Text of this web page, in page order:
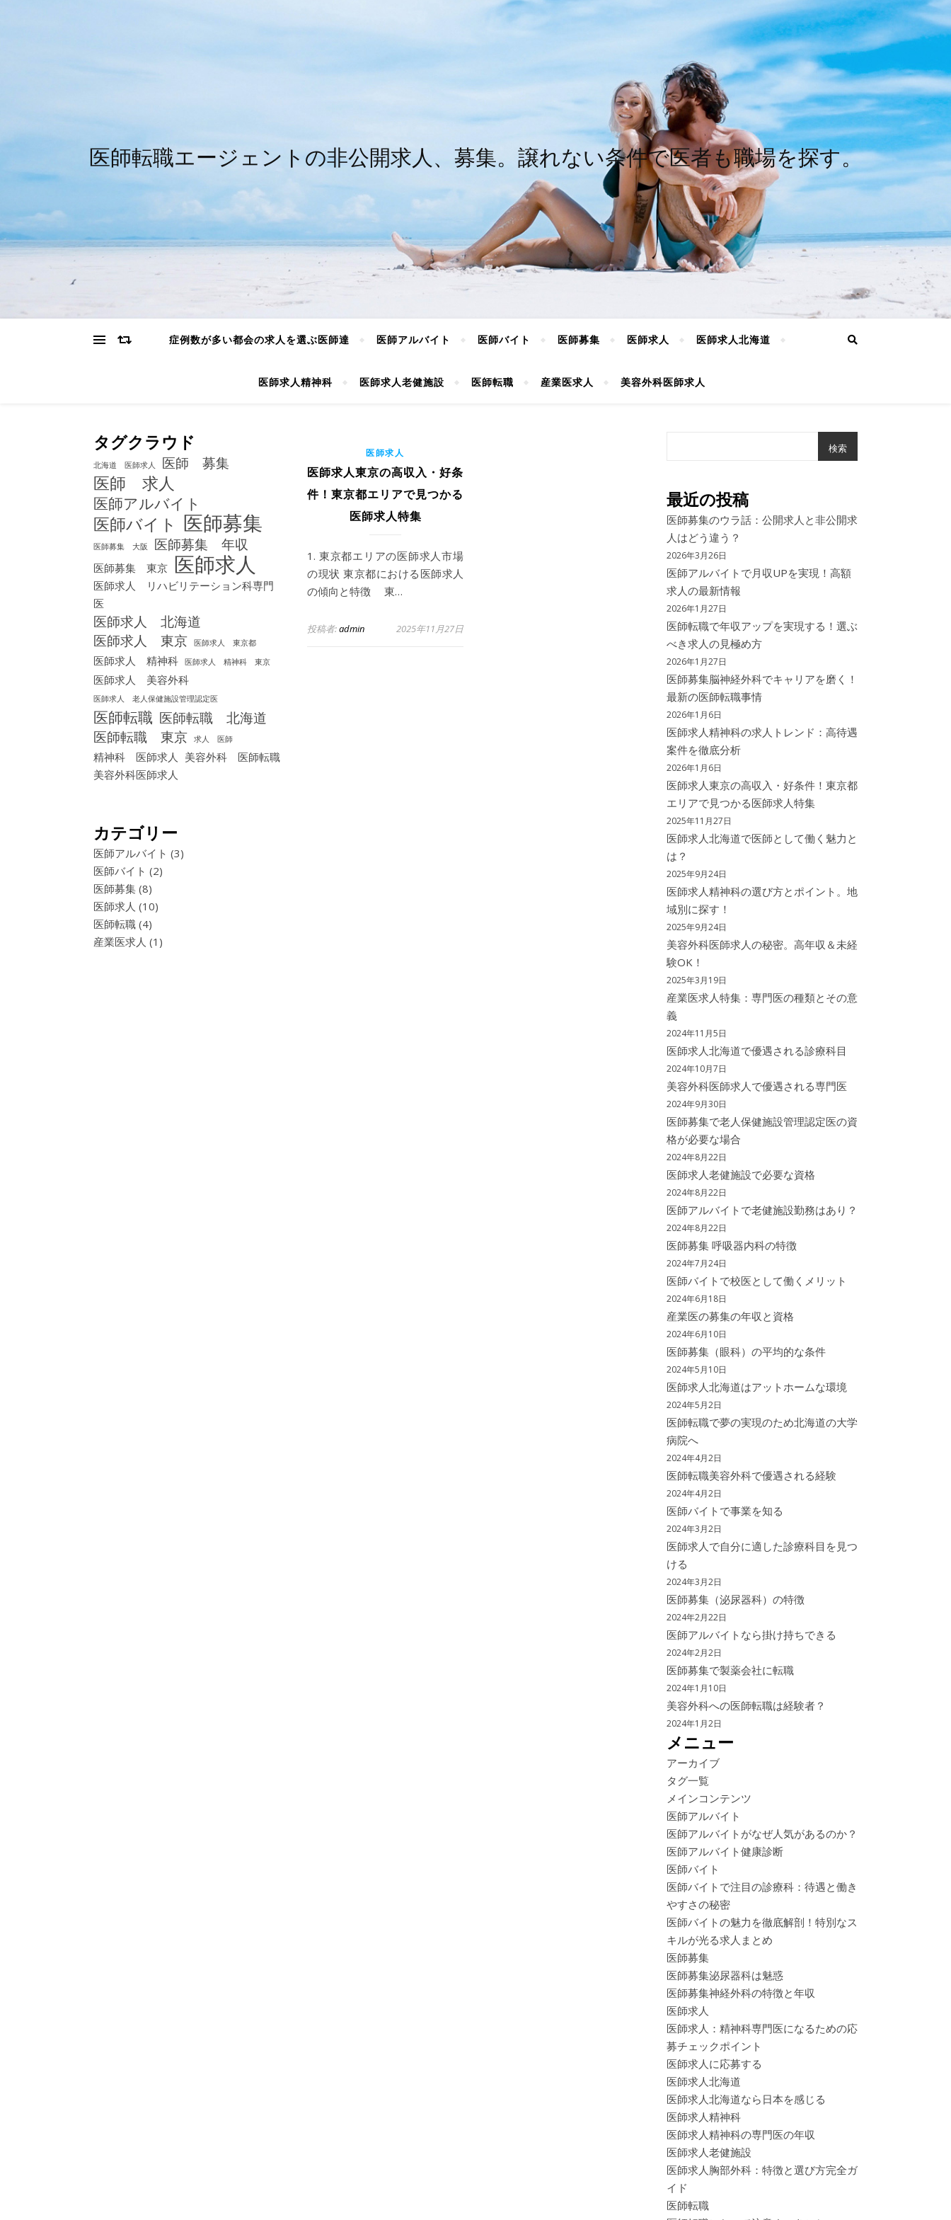
医師転職エージェントの非公開求人、募集。譲れない条件で医者も職場を探す。
症例数が多い都会の求人を選ぶ医師達 医師アルバイト 医師バイト 医師募集 医師求人 医師求人北海道
医師求人精神科 医師求人老健施設 医師転職 産業医求人 美容外科医師求人
タグクラウド
北海道 医師求人 医師 募集
医師 求人
医師アルバイト
医師バイト 医師募集
医師募集 大阪 医師募集 年収
医師募集 東京 医師求人
医師求人 リハビリテーション科専門
医
医師求人 北海道
医師求人 東京
医師求人 東京都
医師求人 精神科 医師求人 精神科 東京
医師求人 美容外科
医師求人 老人保健施設管理認定医
医師転職 医師転職 北海道
医師転職 東京
求人 医師
精神科 医師求人 美容外科 医師転職
美容外科医師求人
カテゴリー
医師アルバイト (3)
医師バイト (2)
医師募集 (8)
医師求人 (10)
医師転職 (4)
産業医求人 (1)
医師求人
医師求人東京の高収入・好条
件！東京都エリアで見つかる
医師求人特集
1. 東京都エリアの医師求人市場
の現状 東京都における医師求人
の傾向と特徴 東…
投稿者:admin 2025年11月27日
検索
最近の投稿
医師募集のウラ話：公開求人と非公開求
人はどう違う？
2026年3月26日
医師アルバイトで月収UPを実現！高額
求人の最新情報
2026年1月27日
医師転職で年収アップを実現する！選ぶ
べき求人の見極め方
2026年1月27日
医師募集脳神経外科でキャリアを磨く！
最新の医師転職事情
2026年1月6日
医師求人精神科の求人トレンド：高待遇
案件を徹底分析
2026年1月6日
医師求人東京の高収入・好条件！東京都
エリアで見つかる医師求人特集
2025年11月27日
医師求人北海道で医師として働く魅力と
は？
2025年9月24日
医師求人精神科の選び方とポイント。地
域別に探す！
2025年9月24日
美容外科医師求人の秘密。高年収＆未経
験OK！
2025年3月19日
産業医求人特集：専門医の種類とその意
義
2024年11月5日
医師求人北海道で優遇される診療科目
2024年10月7日
美容外科医師求人で優遇される専門医
2024年9月30日
医師募集で老人保健施設管理認定医の資
格が必要な場合
2024年8月22日
医師求人老健施設で必要な資格
2024年8月22日
医師アルバイトで老健施設勤務はあり？
2024年8月22日
医師募集 呼吸器内科の特徴
2024年7月24日
医師バイトで校医として働くメリット
2024年6月18日
産業医の募集の年収と資格
2024年6月10日
医師募集（眼科）の平均的な条件
2024年5月10日
医師求人北海道はアットホームな環境
2024年5月2日
医師転職で夢の実現のため北海道の大学
病院へ
2024年4月2日
医師転職美容外科で優遇される経験
2024年4月2日
医師バイトで事業を知る
2024年3月2日
医師求人で自分に適した診療科目を見つ
ける
2024年3月2日
医師募集（泌尿器科）の特徴
2024年2月22日
医師アルバイトなら掛け持ちできる
2024年2月2日
医師募集で製薬会社に転職
2024年1月10日
美容外科への医師転職は経験者？
2024年1月2日
メニュー
アーカイブ
タグ一覧
メインコンテンツ
医師アルバイト
医師アルバイトがなぜ人気があるのか？
医師アルバイト健康診断
医師バイト
医師バイトで注目の診療科：待遇と働き
やすさの秘密
医師バイトの魅力を徹底解剖！特別なス
キルが光る求人まとめ
医師募集
医師募集泌尿器科は魅惑
医師募集神経外科の特徴と年収
医師求人
医師求人：精神科専門医になるための応
募チェックポイント
医師求人に応募する
医師求人北海道
医師求人北海道なら日本を感じる
医師求人精神科
医師求人精神科の専門医の年収
医師求人老健施設
医師求人胸部外科：特徴と選び方完全ガ
イド
医師転職